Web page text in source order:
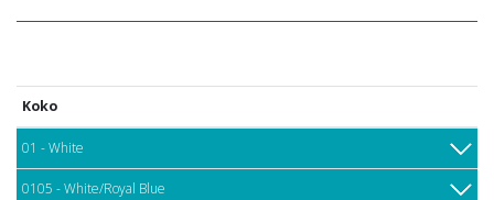
Koko
01 - White
0105 - White/Royal Blue